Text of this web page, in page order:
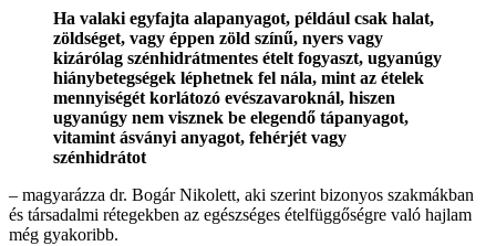
Ha valaki egyfajta alapanyagot, például csak halat,
zöldséget, vagy éppen zöld színű, nyers vagy
kizárólag szénhidrátmentes ételt fogyaszt, ugyanúgy
hiánybetegségek léphetnek fel nála, mint az ételek
mennyiségét korlátozó evészavaroknál, hiszen
ugyanúgy nem visznek be elegendő tápanyagot,
vitamint ásványi anyagot, fehérjét vagy
szénhidrátot
– magyarázza dr. Bogár Nikolett, aki szerint bizonyos szakmákban
és társadalmi rétegekben az egészséges ételfüggőségre való hajlam
még gyakoribb.